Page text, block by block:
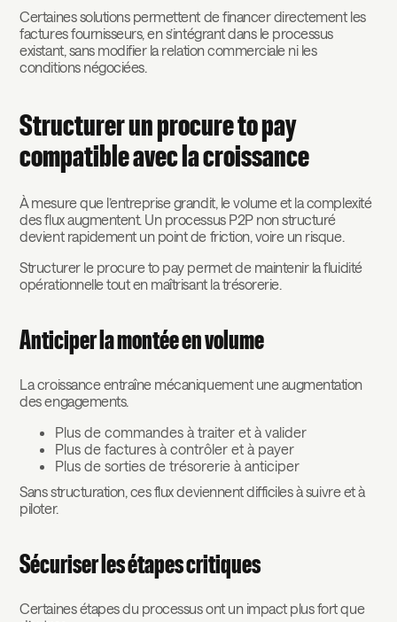
Certaines solutions permettent de financer directement les
factures fournisseurs, en s’intégrant dans le processus
existant, sans modifier la relation commerciale ni les
conditions négociées.
Structurer un procure to pay
compatible avec la croissance
À mesure que l’entreprise grandit, le volume et la complexité
des flux augmentent. Un processus P2P non structuré
devient rapidement un point de friction, voire un risque.
Structurer le procure to pay permet de maintenir la fluidité
opérationnelle tout en maîtrisant la trésorerie.
Anticiper la montée en volume
La croissance entraîne mécaniquement une augmentation
des engagements.
Plus de commandes à traiter et à valider
Plus de factures à contrôler et à payer
Plus de sorties de trésorerie à anticiper
Sans structuration, ces flux deviennent difficiles à suivre et à
piloter.
Sécuriser les étapes critiques
Certaines étapes du processus ont un impact plus fort que